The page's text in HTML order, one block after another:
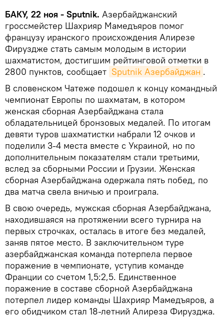
БАКУ, 22 ноя - Sputnik. Азербайджанский
гроссмейстер Шахрияр Мамедъяров помог
французу иранского происхождения Алирезе
Фируздже стать самым молодым в истории
шахматистом, достигшим рейтинговой отметки в
2800 пунктов, сообщает Sputnik Азербайджан .
В словенском Чатеже подошел к концу командный
чемпионат Европы по шахматам, в котором
женская сборная Азербайджана стала
обладательницей бронзовых медалей. По итогам
девяти туров шахматистки набрали 12 очков и
поделили 3-4 места вместе с Украиной, но по
дополнительным показателям стали третьими,
вслед за сборными России и Грузии. Женская
сборная Азербайджана одержала пять побед, по
два матча свела вничью и проиграла.
В свою очередь, мужская сборная Азербайджана,
находившаяся на протяжении всего турнира на
первых строчках, осталась в итоге без медалей,
заняв пятое место. В заключительном туре
азербайджанская команда потерпела первое
поражение в чемпионате, уступив команде
Франции со счетом 1,5:2,5. Единственное
поражение в составе сборной Азербайджана
потерпел лидер команды Шахрияр Мамедъяров, а
его обидчиком стал 18-летний Алиреза Фирузджа.